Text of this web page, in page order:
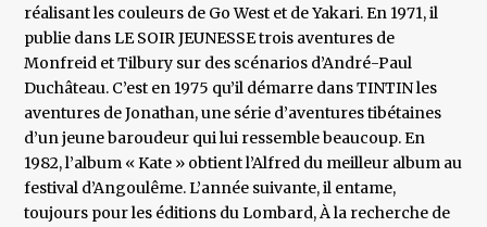
réalisant les couleurs de Go West et de Yakari. En 1971, il
publie dans LE SOIR JEUNESSE trois aventures de
Monfreid et Tilbury sur des scénarios d’André-Paul
Duchâteau. C’est en 1975 qu’il démarre dans TINTIN les
aventures de Jonathan, une série d’aventures tibétaines
d’un jeune baroudeur qui lui ressemble beaucoup. En
1982, l’album « Kate » obtient l’Alfred du meilleur album au
festival d’Angoulême. L’année suivante, il entame,
toujours pour les éditions du Lombard, À la recherche de